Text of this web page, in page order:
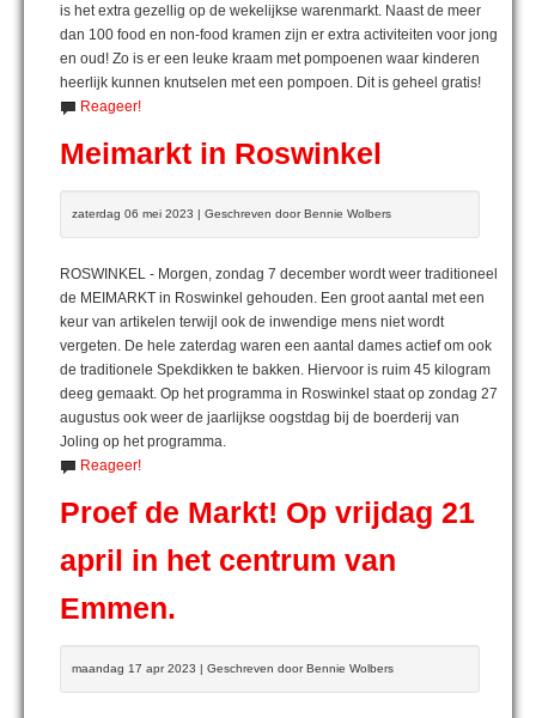
is het extra gezellig op de wekelijkse warenmarkt. Naast de meer
dan 100 food en non-food kramen zijn er extra activiteiten voor jong
en oud! Zo is er een leuke kraam met pompoenen waar kinderen
heerlijk kunnen knutselen met een pompoen. Dit is geheel gratis!
Reageer!
Meimarkt in Roswinkel
zaterdag 06 mei 2023 | Geschreven door Bennie Wolbers
ROSWINKEL - Morgen, zondag 7 december wordt weer traditioneel
de MEIMARKT in Roswinkel gehouden. Een groot aantal met een
keur van artikelen terwijl ook de inwendige mens niet wordt
vergeten. De hele zaterdag waren een aantal dames actief om ook
de traditionele Spekdikken te bakken. Hiervoor is ruim 45 kilogram
deeg gemaakt. Op het programma in Roswinkel staat op zondag 27
augustus ook weer de jaarlijkse oogstdag bij de boerderij van
Joling op het programma.
Reageer!
Proef de Markt! Op vrijdag 21
april in het centrum van
Emmen.
maandag 17 apr 2023 | Geschreven door Bennie Wolbers